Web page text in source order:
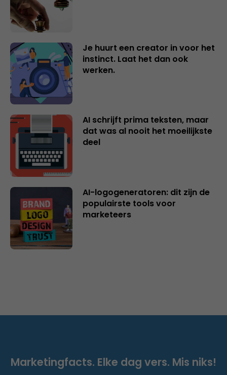
Je huurt een creator in voor het
instinct. Laat het dan ook
werken.
AI schrijft prima teksten, maar
dat was al nooit het moeilijkste
deel
AI-logogeneratoren: dit zijn de
populairste tools voor
marketeers
Marketingfacts. Elke dag vers. Mis niks!